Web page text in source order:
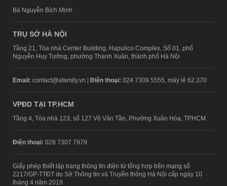
Bà Nguyễn Bích Minh
TRỤ SỞ HÀ NỘI
Tầng 21, Tòa nhà Center Building, Hapulico Complex, Số 01, phố
Nguyễn Huy Tưởng, phường Thanh Xuân, thành phố Hà Nội
Email: contact@afamily.vn | Điện thoại: 024 7309 5555, máy lẻ 62.370
VPĐD TẠI TP.HCM
Tầng 4, Tòa nhà 123, số 127 Võ Văn Tần, Phường Xuân Hòa, TPHCM
Điện thoại: 028 7307 7979
Giấy phép thiết lập trang thông tin điện tử tổng hợp trên mạng số
2217/GP-TTĐT do Sở Thông tin và Truyền thông Hà Nội cấp ngày 10
tháng 4 năm 2019